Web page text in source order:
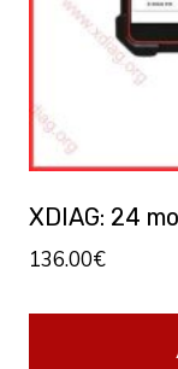
XDIAG: 24
136.00€